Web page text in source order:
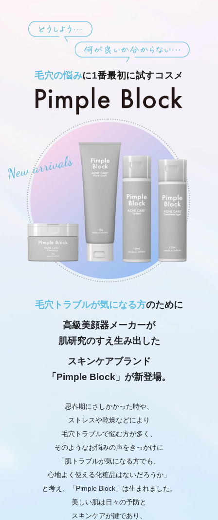
毛穴の悩みに1番最初に試すコスメ
毛穴トラブルが気になる方のために
高級美顔器メーカーが
肌研究のすえ生み出した
スキンケアブランド
「Pimple Block」が新登場。
思春期にさしかかった時や、
ストレスや乾燥などにより
毛穴トラブルで悩む方が多く、
そのようなお悩みの声をきっかけに
「肌トラブルが気になる方でも、
心地よく使える化粧品はないだろうか」
と考え、「Pimple Block」は生まれました。
美しい肌は日々の予防と
スキンケアが鍵であり、